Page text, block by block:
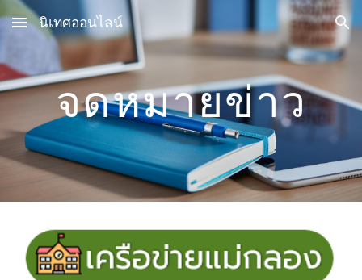
Skip to main content Skip to navigation
นิเทศออนไลน์
จดหมายข่าว